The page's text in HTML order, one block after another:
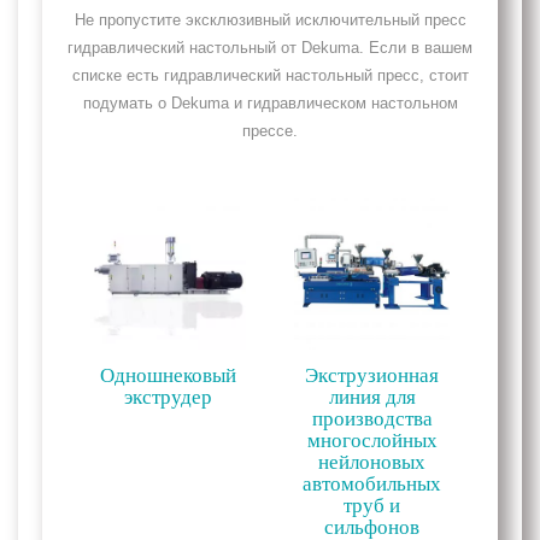
Не пропустите эксклюзивный исключительный пресс
гидравлический настольный от Dekuma. Если в вашем
списке есть гидравлический настольный пресс, стоит
подумать о Dekuma и гидравлическом настольном
прессе.
Одношнековый
экструдер
Экструзионная
линия для
производства
многослойных
нейлоновых
автомобильных
труб и
сильфонов